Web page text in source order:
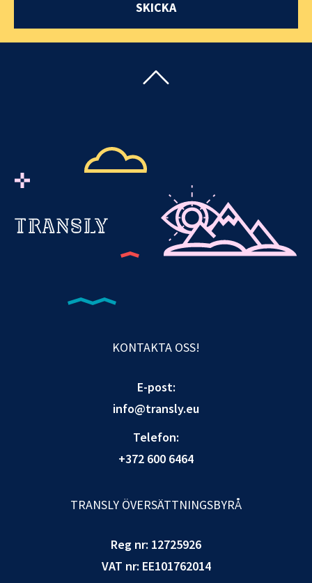
KONTAKTA OSS!
E-post:
info@transly.eu
Telefon:
+372 600 6464
TRANSLY ÖVERSÄTTNINGSBYRÅ
Reg nr: 12725926
VAT nr: EE101762014